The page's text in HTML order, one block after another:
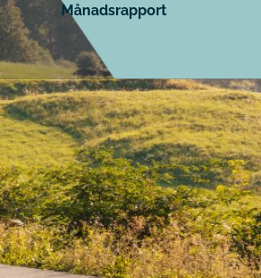
Månadsrapport